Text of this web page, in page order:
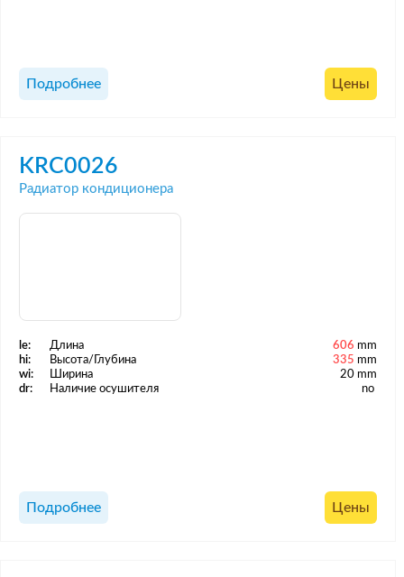
Подробнее Цены
KRC0026
Радиатор кондиционера
le: Длина 606 mm
hi:
Высота/Глубина 335 mm
wi:
Ширина
20 mm
dr:
Наличие осушителя no
Подробнее Цены